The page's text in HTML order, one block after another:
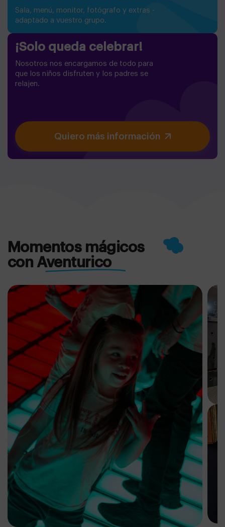
Sala, menú, monitor, fotógrafo y extras -
adaptado a vuestro grupo.
¡Solo queda celebrar!
Nosotros nos encargamos de todo para
que los niños disfruten y los padres se
relajen.
Quiero más información
Momentos mágicos
con Aventurico